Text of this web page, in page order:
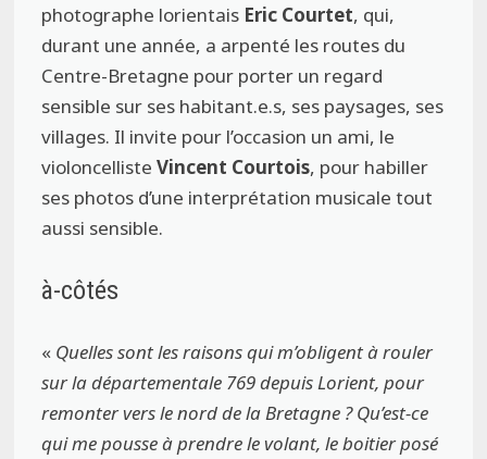
photographe lorientais Eric Courtet, qui,
durant une année, a arpenté les routes du
Centre-Bretagne pour porter un regard
sensible sur ses habitant.e.s, ses paysages, ses
villages. Il invite pour l’occasion un ami, le
violoncellisteVincent Courtois, pour habiller
ses photos d’une interprétation musicale tout
aussi sensible.
à-côtés
« Quelles sont les raisons qui m’obligent à rouler
sur la départementale 769 depuis Lorient,pour
remonter vers le nord de la Bretagne ? Qu’est-ce
qui me pousse à prendre le volant,le boitier posé